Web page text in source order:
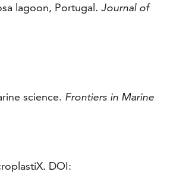
lagoon, Portugal. Journal of
science. Frontiers in Marine
DOI: